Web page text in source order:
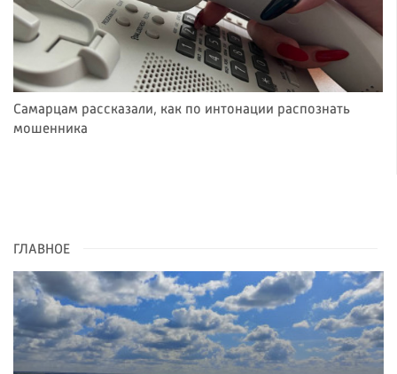
Самарцам рассказали, как по интонации распознать
мошенника
ГЛАВНОЕ